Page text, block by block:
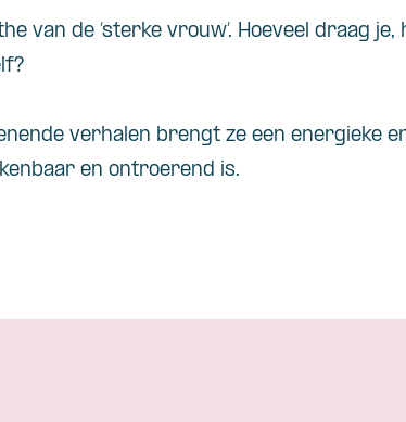
van de ‘sterke vrouw’. Hoeveel draag je,
verhalen brengt ze een energieke
en ontroerend is.